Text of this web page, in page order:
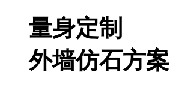
量身定制
外墙仿石方案